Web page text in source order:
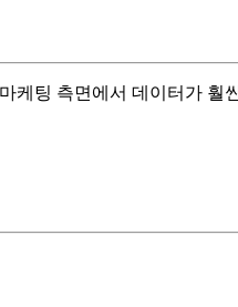
케팅 측면에서 데이터가